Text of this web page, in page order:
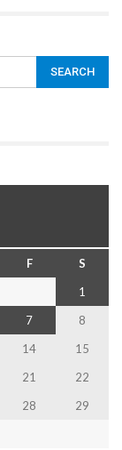
F
S
1
7
8
14
15
21
22
28
29